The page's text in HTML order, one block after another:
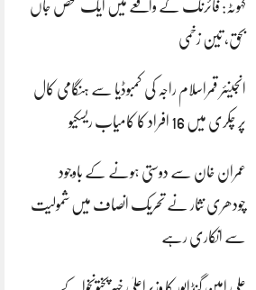
کہوٹہ: فائرنگ کے واقعے میں ایک شخص جاں
بحق، تین زخمی
انجینئر قمراسلام راجہ کی کمبوڈیا سے ہنگامی کال
پر چکری میں 16 افراد کا کامیاب ریسکیو
عمران خان سے دوستی ہونے کے باوجود
چودھری نثار نے تحریک انصاف میں شمولیت
سے انکاری رہے